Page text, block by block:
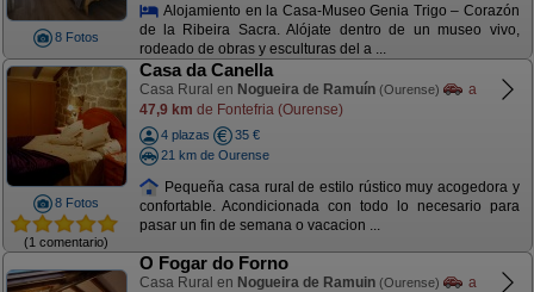
8 Fotos
Alojamiento en la Casa-Museo Genia Trigo – Corazón
de la Ribeira Sacra. Alójate dentro de un museo vivo,
rodeado de obras y esculturas del a ...
8 Fotos
(1 comentario)
Casa da Canella
Casa Rural en Nogueira de Ramuín (Ourense)
a
47,9 km de Fontefria (Ourense)
4 plazas
35 €
21 km de Ourense
Pequeña casa rural de estilo rústico muy acogedora y
confortable. Acondicionada con todo lo necesario para
pasar un fin de semana o vacacion ...
O Fogar do Forno
Casa Rural en Nogueira de Ramuin (Ourense)
a